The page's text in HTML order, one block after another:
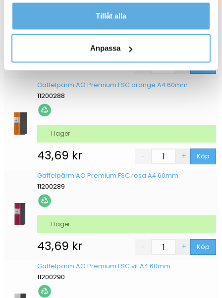
Läs mer i vår integritetspolicy om vilka vi är, hur du
kontaktar oss och på vilket sätt vi behandlar
Tillåt alla
Anpassa
11200287
43,69kr Köp
Gaffelpärm AO Premium FSC orange A4 60mm
11200288
43,69 kr Köp
I lager
Gaffelpärm AO Premium FSC rosa A4 60mm
11200289
43,69 kr Köp
I lager
Gaffelpärm AO Premium FSC vit A4 60mm
11200290